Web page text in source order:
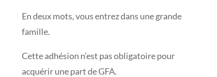
En deux mots, vous entrez dans une grande
famille.
Cette adhésion n’est pas obligatoire pour
acquérir une part de GFA.